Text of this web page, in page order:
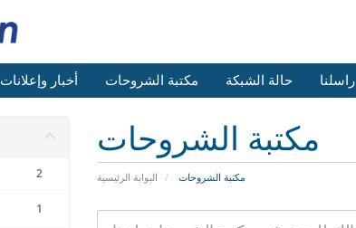
أخبار وإعلانات مكتبة الشروحات حالة الشبكة راسلنا
مكتبة الشروحات
البوابة الرئيسية مكتبة الشروحات 2
1